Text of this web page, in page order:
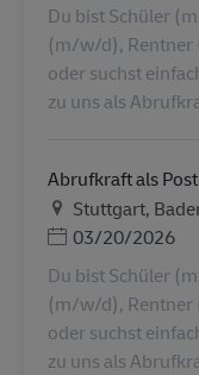
Du bist Schüler
(m/w/d),
oder suchst
zu uns als
Abrufkraft als
Местоположение
Stuttgart,
Дата публикации
03/20/2026
Du bist Schüler
(m/w/d),
oder suchst
zu uns als